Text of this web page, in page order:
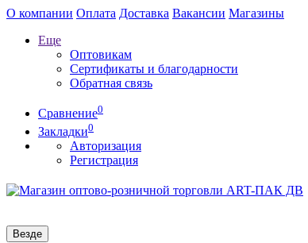
О компании Оплата Доставка Вакансии Магазины
Еще
Оптовикам
Сертификаты и благодарности
Обратная связь
Сравнение0
Закладки0
Авторизация
Регистрация
Везде